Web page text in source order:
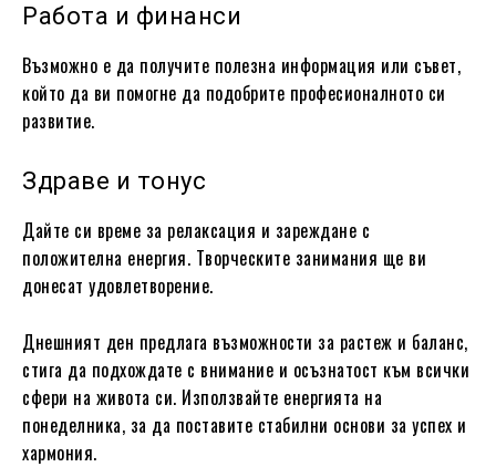
Работа и финанси
Възможно е да получите полезна информация или съвет,
който да ви помогне да подобрите професионалното си
развитие.
Здраве и тонус
Дайте си време за релаксация и зареждане с
положителна енергия. Творческите занимания ще ви
донесат удовлетворение.
Днешният ден предлага възможности за растеж и баланс,
стига да подхождате с внимание и осъзнатост към всички
сфери на живота си. Използвайте енергията на
понеделника, за да поставите стабилни основи за успех и
хармония.